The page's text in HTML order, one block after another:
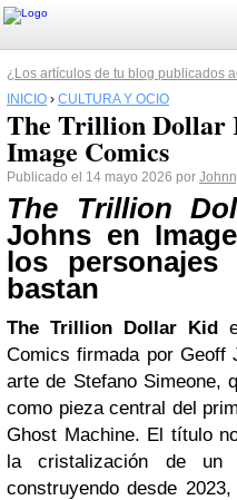
¿Los artículos de tu blog publicados
INICIO › CULTURA Y OCIO
The Trillion Dollar
Image Comics
Publicado el 14 mayo 2026 por
The Trillion
Johns en
los
bastan
The Trillion Dollar Kid
Comics firmada por Geoff
arte de Stefano Simeone,
como pieza central del
Ghost Machine. El título
la cristalización de un
construyendo desde